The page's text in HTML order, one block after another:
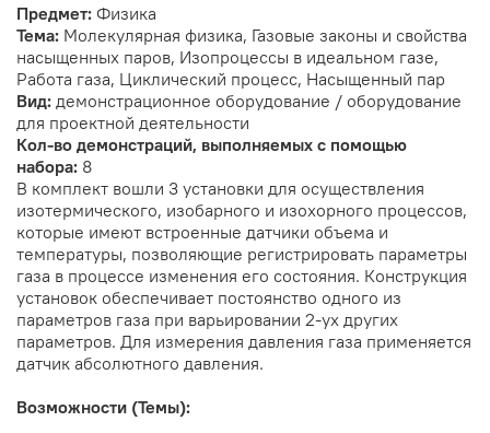
Предмет: Физика
Тема: Молекулярная физика, Газовые законы и свойства
насыщенных паров, Изопроцессы в идеальном газе,
Работа газа, Циклический процесс, Насыщенный пар
Вид: демонстрационное оборудование / оборудование
для проектной деятельности
Кол-во демонстраций, выполняемых с помощью
набора: 8
В комплект вошли 3 установки для осуществления
изотермического, изобарного и изохорного процессов,
которые имеют встроенные датчики объема и
температуры, позволяющие регистрировать параметры
газа в процессе изменения его состояния. Конструкция
установок обеспечивает постоянство одного из
параметров газа при варьировании 2-ух других
параметров. Для измерения давления газа применяется
датчик абсолютного давления.
Возможности (Темы):